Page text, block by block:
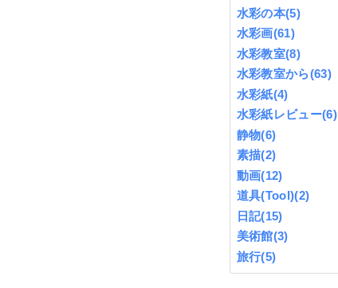
水彩の本(5)
水彩画(61)
水彩教室(8)
水彩教室から(63)
水彩紙(4)
水彩紙レビュー(6)
静物(6)
素描(2)
動画(12)
道具(Tool)(2)
日記(15)
美術館(3)
旅行(5)